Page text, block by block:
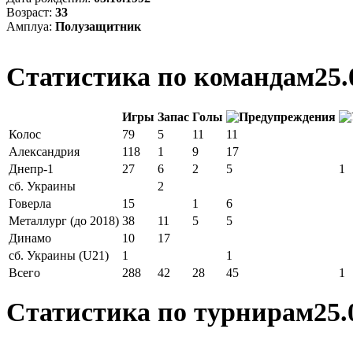
Возраст: 33
Амплуа: Полузащитник
Статистика по командам
Игры Запас Голы
Колос
79 5 11
11
Александрия
118 1 9
17
Днепр-1
27 6 2 5
1
сб. Украины
2
Говерла
15 1
6
Металлург (до 2018) 38 11 5
5
Динамо
10
17
сб. Украины (U21)
1
1
Всего
288 42 28 45 1
Статистика по турнирам